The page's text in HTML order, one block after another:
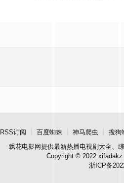
RSS订阅 百度蜘蛛 神马爬虫 搜狗
飘花电影网提供最新热播电视剧大全、
Copyright © 2022
浙ICP备